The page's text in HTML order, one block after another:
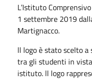
L’Istituto
1 settembre 2019
Martignacco.
ll logo è stato scelto a
tra gli studenti in
istituto. ll logo